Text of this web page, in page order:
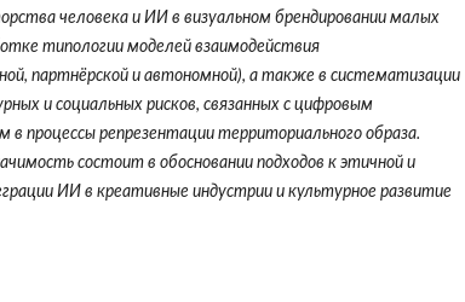
человека и ИИ в визуальном брендировании малых
типологии моделей взаимодействия
партнёрской и автономной), а также в систематизации
и социальных рисков, связанных с цифровым
процессы репрезентации территориального образа.
состоит в обосновании подходов к этичной и
ИИ в креативные индустрии и культурное развитие